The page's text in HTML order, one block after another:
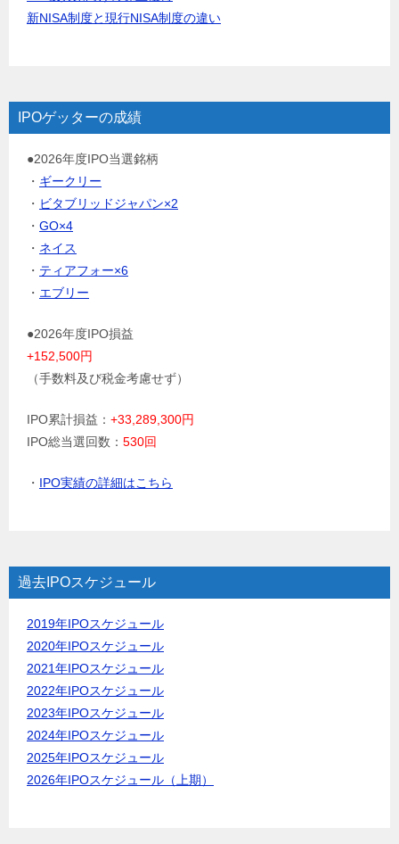
新NISA制度と現行NISA制度の違い
IPOゲッターの成績
●2026年度IPO当選銘柄
・ ギークリー
・ ビタブリッドジャパン×2
・ GO×4
・ ネイス
・ ティアフォー×6
・ エブリー
●2026年度IPO損益
+152,500円
（手数料及び税金考慮せず）
IPO累計損益： +33,289,300円
IPO総当選回数： 530回
・ IPO実績の詳細はこちら
過去IPOスケジュール
2019年IPOスケジュール
2020年IPOスケジュール
2021年IPOスケジュール
2022年IPOスケジュール
2023年IPOスケジュール
2024年IPOスケジュール
2025年IPOスケジュール
2026年IPOスケジュール（上期）